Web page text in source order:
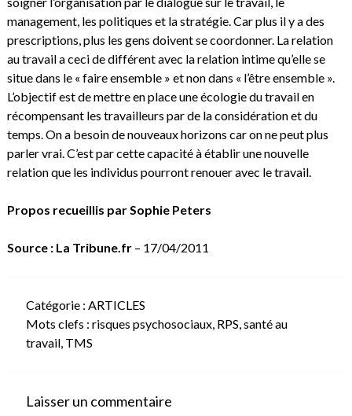
management, les politiques et la stratégie. Car plus il y a des
prescriptions, plus les gens doivent se coordonner. La relation
au travail a ceci de différent avec la relation intime qu’elle se
situe dans le « faire ensemble » et non dans « l’être ensemble ».
L’objectif est de mettre en place une écologie du travail en
récompensant les travailleurs par de la considération et du
temps. On a besoin de nouveaux horizons car on ne peut plus
parler vrai. C’est par cette capacité à établir une nouvelle
relation que les individus pourront renouer avec le travail.
Propos recueillis par Sophie Peters
Source : La Tribune.fr– 17/04/2011
Catégorie : ARTICLES
Mots clefs : risques psychosociaux, RPS santé au
travail, TMS
Laisser un commentaire